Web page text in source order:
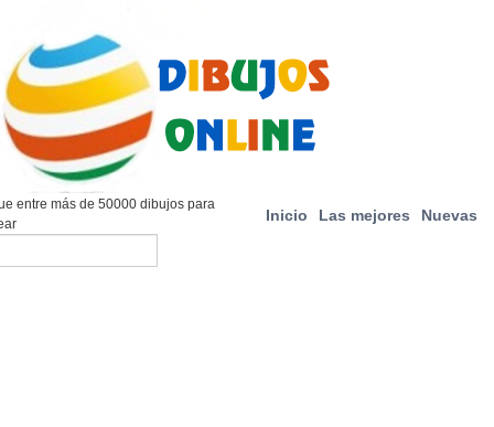
Inicio Las mejores Nuevas
entre más de 50000 dibujos para